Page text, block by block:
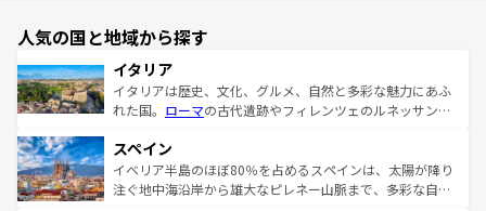
人気の国と地域から探す
イタリア
イタリアは歴史、文化、グルメ、自然と多彩な魅力にあふ
れた国。 ローマの古代遺跡やフィレンツェのルネッサンス
ろん、トスカーナの美しい田園風景やアマルフィ海岸の絶
景など、自然景観も見逃せない。観光の合間には、本場の
ピザやパスタなど、絶品のイタリア料理を堪能することも
スペイン
イベリア半島のほぼ80％を占めるスペインは、太陽が降り
注ぐ地中海沿岸から雄大なピレネー山脈まで、多彩な自然